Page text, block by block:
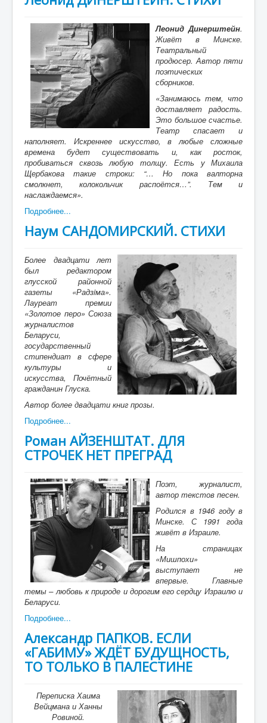
Леонид Динерштейн.
Живёт в Минске.
Театральный
продюсер. Автор пяти
поэтических
сборников.
«Занимаюсь тем, что
доставляет радость.
Это большое счастье.
Театр спасает и
наполняет. Искреннее искусство, в любые сложные
времена будет существовать и, как росток,
пробиваться сквозь любую толщу. Есть у Михаила
Щербакова такие строки: “… Но пока валторна
смолкнет, колокольчик распоётся…”. Тем и
наслаждаемся».
Подробнее...
Наум САНДОМИРСКИЙ. СТИХИ
Более двадцати лет
был редактором
глусской районной
газеты «Радзiма».
Лауреат премии
«Золотое перо» Союза
журналистов
Беларуси,
государственный
стипендиат в сфере
культуры и
искусства, Почётный
гражданин Глуска.
Автор более двадцати книг прозы.
Подробнее...
Роман АЙЗЕНШТАТ. ДЛЯ
СТРОЧЕК НЕТ ПРЕГРАД
Поэт, журналист,
автор текстов песен.
Родился в 1946 году в
Минске. С 1991 года
живёт в Израиле.
На страницах
«Мишпохи»
выступает не
впервые. Главные
темы – любовь к природе и дорогим его сердцу Израилю и
Беларуси.
Подробнее...
Александр ПАПКОВ. ЕСЛИ
«ГАБИМУ» ЖДЁТ БУДУЩНОСТЬ,
ТО ТОЛЬКО В ПАЛЕСТИНЕ
Переписка Хаима
Вейцмана и Ханны
Ровиной.